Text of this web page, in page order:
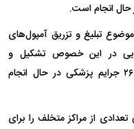
حال انجام است.
تبلیغ و تزریق آمپول‌های
در این خصوص تشکیل و
تحقیقات اولیه در شعب دادسرای ناحیه ۲۶ جرایم پزشکی در حال انجام
از مراکز متخلف را برای